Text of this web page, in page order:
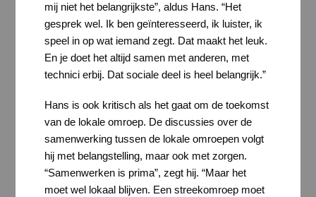
mij niet het belangrijkste”, aldus Hans. “Het
gesprek wel. Ik ben geïnteresseerd, ik luister, ik
speel in op wat iemand zegt. Dat maakt het leuk.
En je doet het altijd samen met anderen, met
technici erbij. Dat sociale deel is heel belangrijk.”
Hans is ook kritisch als het gaat om de toekomst
van de lokale omroep. De discussies over de
samenwerking tussen de lokale omroepen volgt
hij met belangstelling, maar ook met zorgen.
“Samenwerken is prima”, zegt hij. “Maar het
moet wel lokaal blijven. Een streekomroep moet